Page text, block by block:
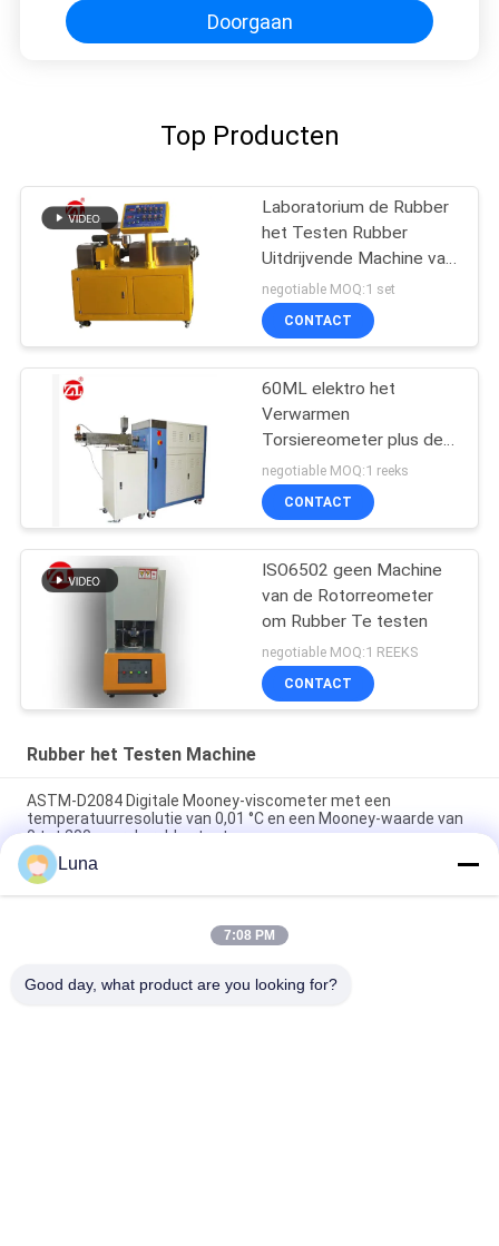
Doorgaan
Top Producten
Laboratorium de Rubber
het Testen Rubber
Uitdrijvende Machine van
de Machine
Tweelingschroef voor
pvc-de PA van PC
negotiable MOQ:1 set
CONTACT
60ML elektro het
Verwarmen
Torsiereometer plus de
Waaier 0-300Nm van de
Mixertorsie
negotiable MOQ:1 reeks
CONTACT
ISO6502 geen Machine
van de Rotorreometer
om Rubber Te testen
negotiable MOQ:1 REEKS
CONTACT
Rubber het Testen Machine
ASTM-D2084 Digitale Mooney-viscometer met een
temperatuurresolutie van 0,01 °C en een Mooney-waarde van
0 tot 200 voor de rubbertest
Het laboratorium gebruikte Enige de Reometer van de
Spaandercontrole Rubber het Testen Machine zonder Rotor
ISO 180 digitale Charpy-impacttester met een botssnelheid
Luna
7:08 PM
Good day, what product are you looking for?